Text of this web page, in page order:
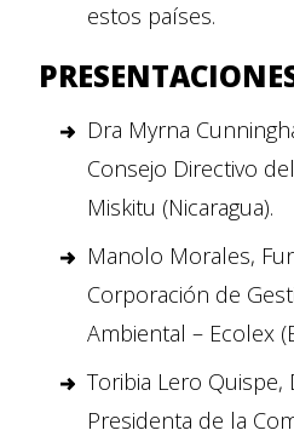
estos países.
Dra Myrna
Consejo Directivo
Miskitu (Nicaragua).
Manolo Morales,
Corporación de
Ambiental – Ecolex
Toribia Lero Quispe,
Presidenta de la